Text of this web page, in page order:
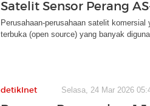
Satelit Sensor Perang
Perusahaan-perusahaan satelit
terbuka (open source) yang banyak
detikInet Selasa, 24 Mar 2026